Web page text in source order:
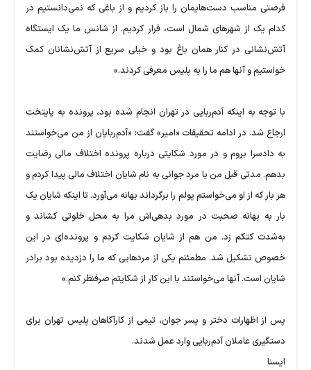
فرصتی مناسب دست‌هایمان را باز کردیم و از باغی که نمی‌دانستیم در
کدام یک از شهرهای شمال است، فرار کردیم. از شانس ما یک ایستگاه
آتش‌نشانی در کنار همان باغ بود و خیلی سریع از آتش‌نشانان کمک
خواستیم و آنها هم ما را به پلیس معرفی کردند.»
با توجه به اینکه آدم‌ربایی در تهران انجام شده بود، پرونده به پایتخت
ارجاع شد. در ادامه تحقیقات «امیر» گفت: «آدم‌ربایان از من می‌خواستند
به دادسرا بروم و در مورد شکایتی درباره پرونده اختلاف مالی رضایت
بدهم. مدتی قبل من با مرد جوانی به نام شایان اختلاف مالی پیدا کردم و
هر بار که از او می‌خواستم پولم را برگرداند بهانه می‌آورد. تا اینکه شایان یک
بار به بهانه صحبت در مورد بدهی‌اش مرا به محل خلوتی کشاند و
به‌شدت کتکم زد. من هم از شایان شکایت کردم و پرونده‌ای در این
خصوص تشکیل شد. مطمئنم یکی از مردهایی که ما را دزدیده بود برادر
شایان است. آنها می‌خواستند با این کار از شکایتم صرفنظر کنم.»
پس از اظهارات دختر و پسر جوان، تیمی از کارآگاهان پلیس تهران برای
دستگیری عاملان آدم‌ربایی وارد عمل شدند.
ایسنا